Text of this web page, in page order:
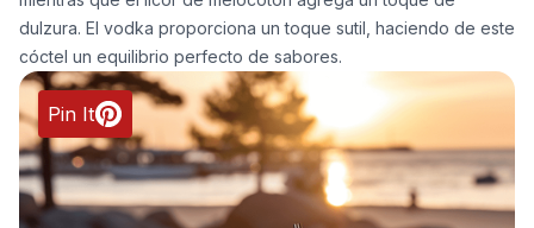
dulzura. El vodka proporciona un toque sutil, haciendo de este
cóctel un equilibrio perfecto de sabores.
Pin It